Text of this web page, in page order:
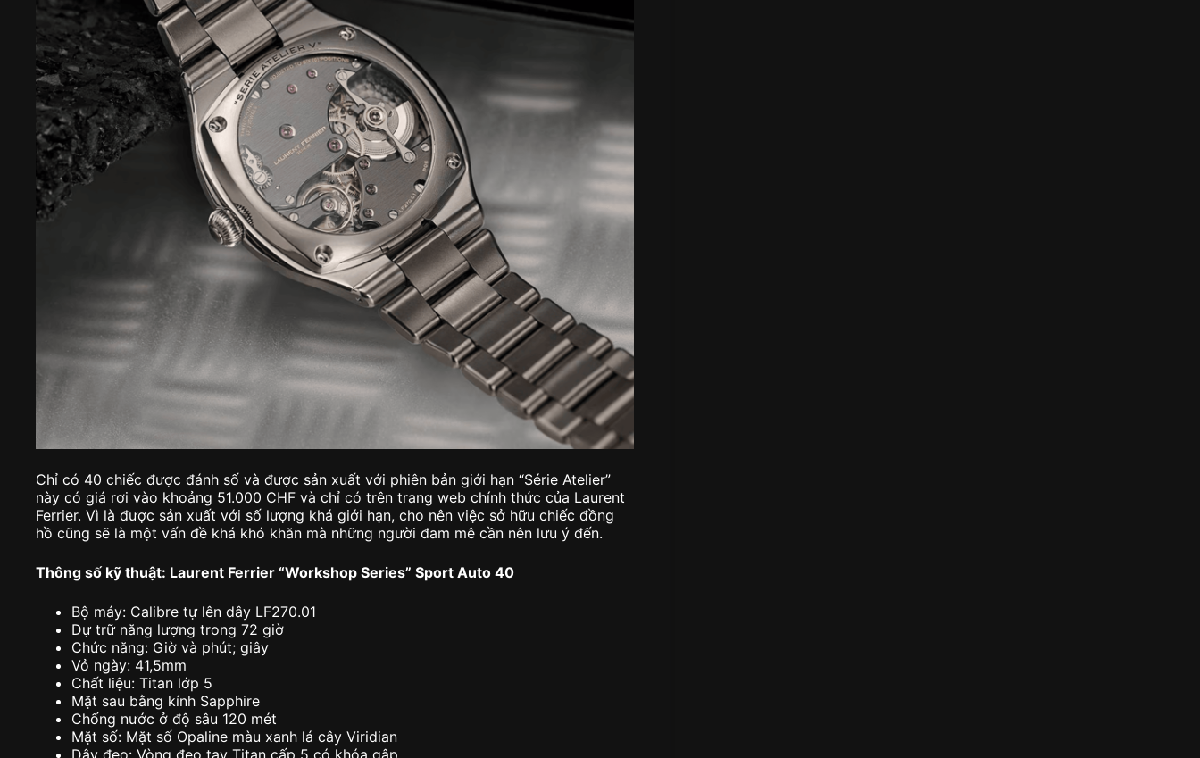
Chỉ có 40 chiếc được đánh số và được sản xuất với phiên bản giới hạn “Série Atelier”
này có giá rơi vào khoảng 51.000 CHF và chỉ có trên trang web chính thức của Laurent
Ferrier. Vì là được sản xuất với số lượng khá giới hạn, cho nên việc sở hữu chiếc đồng
hồ cũng sẽ là một vấn đề khá khó khăn mà những người đam mê cần nên lưu ý đến.
Thông số kỹ thuật: Laurent Ferrier “Workshop Series” Sport Auto 40
Bộ máy: Calibre tự lên dây LF270.01
Dự trữ năng lượng trong 72 giờ
Chức năng: Giờ và phút; giây
Vỏ ngày: 41,5mm
Chất liệu: Titan lớp 5
Mặt sau bằng kính Sapphire
Chống nước ở độ sâu 120 mét
Mặt số: Mặt số Opaline màu xanh lá cây Viridian
Dây đeo: Vòng đeo tay Titan cấp 5 có khóa gập